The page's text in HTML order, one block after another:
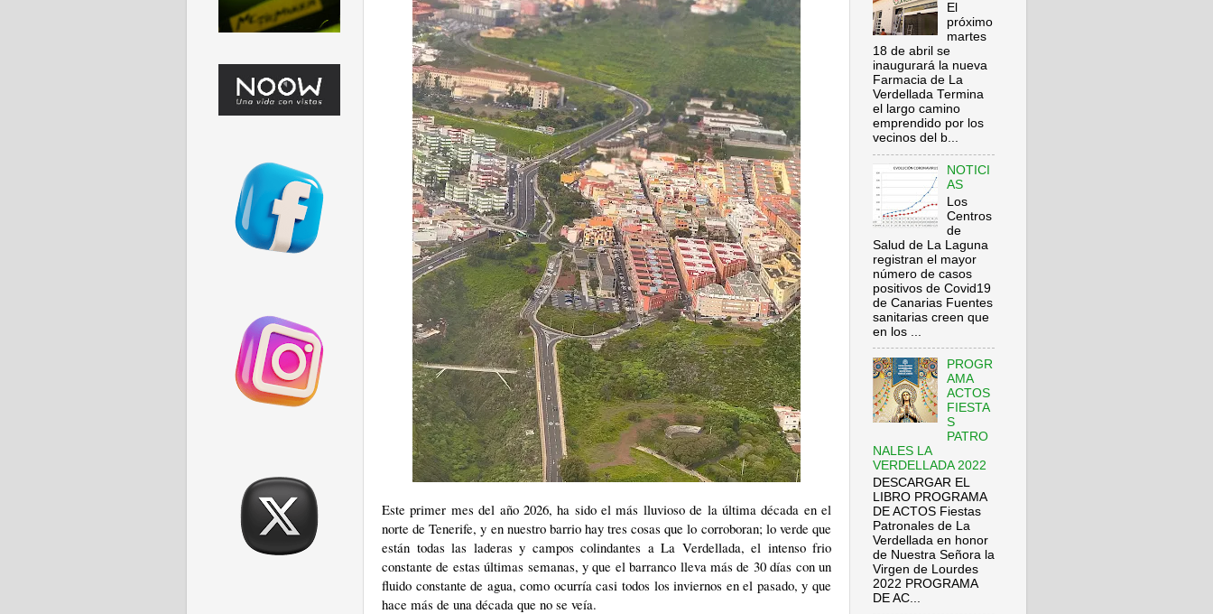
Este primer mes del año 2026, ha sido el más lluvioso de la última década en el
norte de Tenerife, y en nuestro barrio hay tres cosas que lo corroboran; lo verde que
están todas las laderas y campos colindantes a La Verdellada, el intenso frio
constante de estas últimas semanas, y que el barranco lleva más de 30 días con un
fluido constante de agua, como ocurría casi todos los inviernos en el pasado, y que
hace más de una década que no se veía.
El
próximo
martes
18 de abril se
inaugurará la nueva
Farmacia de La
Verdellada Termina
el largo camino
emprendido por los
vecinos del b...
NOTICI
AS
Los
Centros
de
Salud de La Laguna
registran el mayor
número de casos
positivos de Covid19
de Canarias Fuentes
sanitarias creen que
en los ...
PROGR
AMA
ACTOS
FIESTA
S
PATRO
NALES LA
VERDELLADA 2022
DESCARGAR EL
LIBRO PROGRAMA
DE ACTOS Fiestas
Patronales de La
Verdellada en honor
de Nuestra Señora la
Virgen de Lourdes
2022 PROGRAMA
DE AC...